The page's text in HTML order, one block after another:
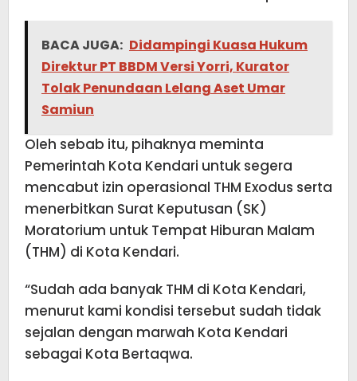
BACA JUGA: Didampingi Kuasa Hukum
Direktur PT BBDM Versi Yorri, Kurator
Tolak Penundaan Lelang Aset Umar
Samiun
Oleh sebab itu, pihaknya meminta
Pemerintah Kota Kendari untuk segera
mencabut izin operasional THM Exodus serta
menerbitkan Surat Keputusan (SK)
Moratorium untuk Tempat Hiburan Malam
(THM) di Kota Kendari.
“Sudah ada banyak THM di Kota Kendari,
menurut kami kondisi tersebut sudah tidak
sejalan dengan marwah Kota Kendari
sebagai Kota Bertaqwa.